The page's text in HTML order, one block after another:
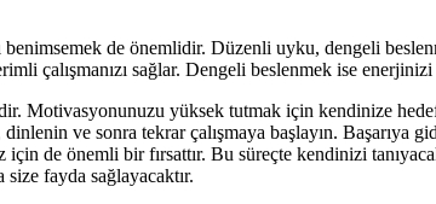
benimsemek de önemlidir. Düzenli uyku, dengeli
çalışmanızı sağlar. Dengeli beslenmek ise
Motivasyonunuzu yüksek tutmak için kendinize
ve sonra tekrar çalışmaya başlayın. Başarıya
için de önemli bir fırsattır. Bu süreçte kendinizi
size fayda sağlayacaktır.